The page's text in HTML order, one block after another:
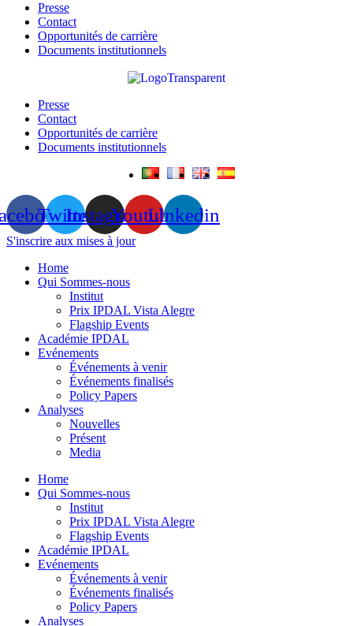
Presse
Contact
Opportunités de carrière
Documents institutionnels
Presse
Contact
Opportunités de carrière
Documents institutionnels
TwitterInstagramYoutubeLinkedin
S'inscrire aux mises à jour
Home
Qui Sommes-nous
Institut
Prix IPDAL Vista Alegre
Flagship Events
Académie IPDAL
Evénements
Événements à venir
Événements finalisés
Policy Papers
Analyses
Nouvelles
Présent
Media
Home
Qui Sommes-nous
Institut
Prix IPDAL Vista Alegre
Flagship Events
Académie IPDAL
Evénements
Événements à venir
Événements finalisés
Policy Papers
Analyses